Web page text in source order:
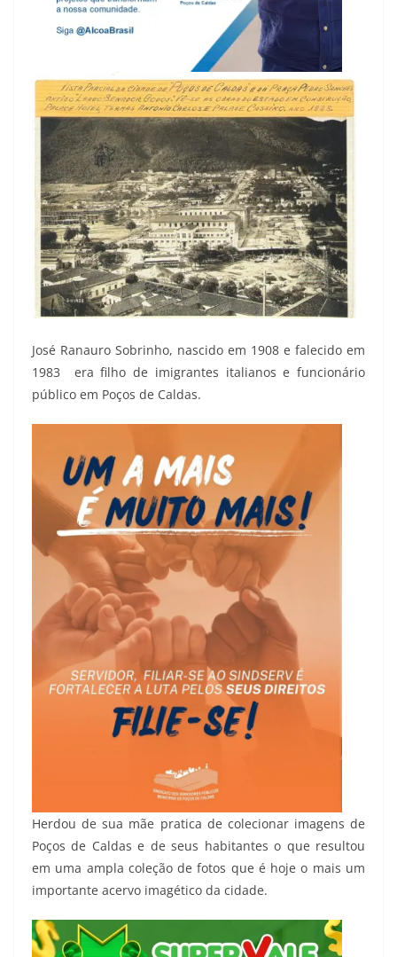
José Ranauro Sobrinho, nascido em 1908 e falecido em
1983 era filho de imigrantes italianos e funcionário
público em Poços de Caldas.
Herdou de sua mãe pratica de colecionar imagens de
Poços de Caldas e de seus habitantes o que resultou
em uma ampla coleção de fotos que é hoje o mais um
importante acervo imagético da cidade.